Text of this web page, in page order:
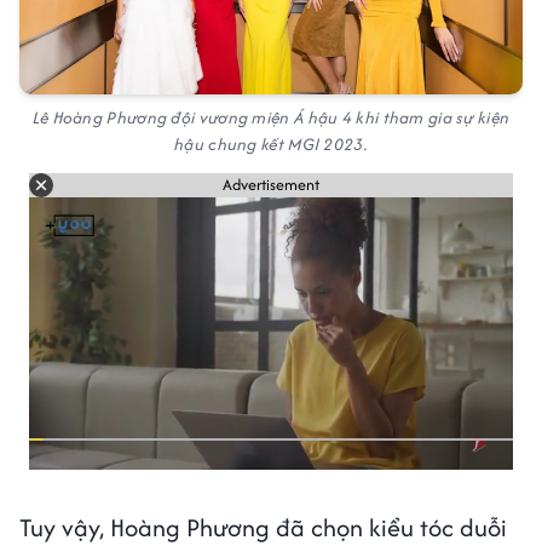
Lê Hoàng Phương đội vương miện Á hậu 4 khi tham gia sự kiện
hậu chung kết MGI 2023.
Advertisement
Tuy vậy, Hoàng Phương đã chọn kiểu tóc duỗi